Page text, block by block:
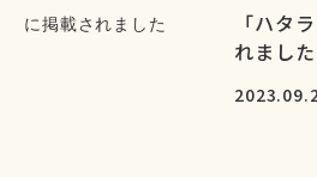
「ハタ
れました